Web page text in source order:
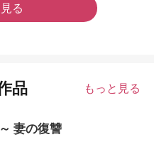
る
品 もっと見る
妻の復讐